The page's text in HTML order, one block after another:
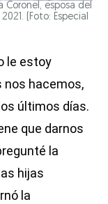
esposa del
(Foto: Especial
le estoy
nos hacemos,
últimos días.
que darnos
la
hijas
la